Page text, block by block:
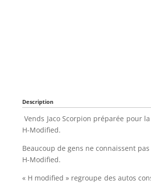
Description
Vends Jaco Scorpion préparée pour la
H-Modified.
Beaucoup de gens ne connaissent pas
H-Modified.
« H modified » regroupe des autos